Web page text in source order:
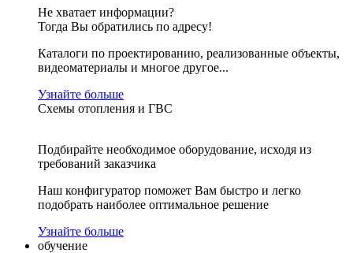
Не хватает информации?
Тогда Вы обратились по адресу!
Каталоги по проектированию, реализованные объекты,
видеоматериалы и многое другое...
Узнайте больше
Схемы отопления и ГВС
Подбирайте необходимое оборудование, исходя из
требований заказчика
Наш конфигуратор поможет Вам быстро и легко
подобрать наиболее оптимальное решение
Узнайте больше
обучение